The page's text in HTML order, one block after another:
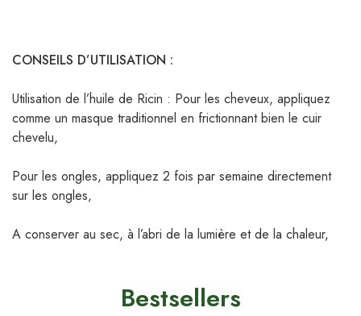
CONSEILS D’UTILISATION :
Utilisation de l’huile de Ricin : Pour les cheveux, appliquez
comme un masque traditionnel en frictionnant bien le cuir
chevelu,
Pour les ongles, appliquez 2 fois par semaine directement
sur les ongles,
A conserver au sec, à l’abri de la lumière et de la chaleur,
Bestsellers